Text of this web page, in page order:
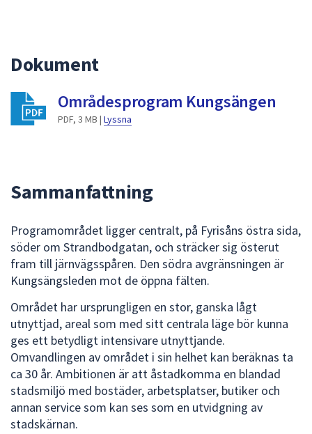
välja
Dokument
Områdesprogram Kungsängen
PDF, 3 MB | Lyssna
Sammanfattning
Programområdet ligger centralt, på Fyrisåns östra sida,
söder om Strandbodgatan, och sträcker sig österut
fram till järnvägsspåren. Den södra avgränsningen är
Kungsängsleden mot de öppna fälten.
Området har ursprungligen en stor, ganska lågt
utnyttjad, areal som med sitt centrala läge bör kunna
ges ett betydligt intensivare utnyttjande.
Omvandlingen av området i sin helhet kan beräknas ta
ca 30 år. Ambitionen är att åstadkomma en blandad
stadsmiljö med bostäder, arbetsplatser, butiker och
annan service som kan ses som en utvidgning av
stadskärnan.